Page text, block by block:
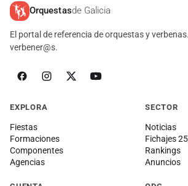
Orquestasde Galicia
El portal de referencia de orquestas y
verbener@s.
EXPLORA
Fiestas
Formaciones
Componentes
Agencias
SECTOR
Noticias
Fichajes
Rankings
Anuncios